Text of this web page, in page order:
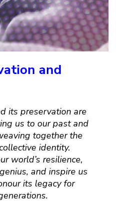
and
its preservation are
us to our past and
together the
identity.
world’s resilience,
and inspire us
its legacy for